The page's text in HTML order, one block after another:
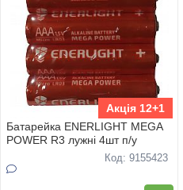
Акція 12+1
Батарейка ENERLIGHT MEGA
POWER R3 лужнi 4шт п/у
Код: 9155423